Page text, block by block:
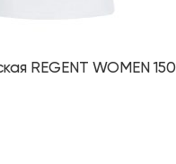
REGENT WOMEN 150